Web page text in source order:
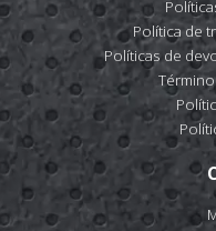
Política de
Políticas de